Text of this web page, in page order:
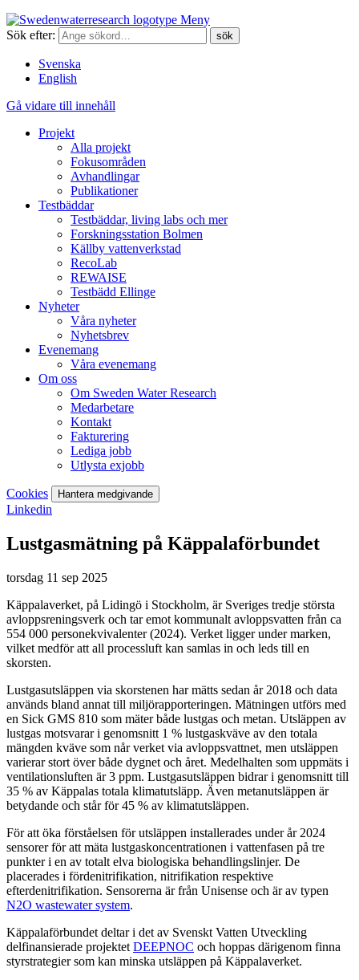
Meny
Sök efter:
Svenska
English
Gå vidare till innehåll
Projekt
Alla projekt
Fokusområden
Avhandlingar
Publikationer
Testbäddar
Testbäddar, living labs och mer
Forskningsstation Bolmen
Källby vattenverkstad
RecoLab
REWAISE
Testbädd Ellinge
Nyheter
Våra nyheter
Nyhetsbrev
Evenemang
Våra evenemang
Om oss
Om Sweden Water Research
Medarbetare
Kontakt
Fakturering
Lediga jobb
Utlysta exjobb
Cookies Hantera medgivande
Linkedin
Lustgasmätning på Käppalaförbundet
torsdag 11 sep 2025
Käppalaverket, på Lidingö i Stockholm, är Sveriges tredje största
avloppsreningsverk och tar emot kommunalt avloppsvatten från ca
554 000 personekvivalenter (2024). Verket ligger under marken,
vilket medför att all processluft kan samlas in och leds till en
skorsten.
Lustgasutsläppen via skorstenen har mätts sedan år 2018 och data
används bland annat till miljörapporteringen. Mätningen utförs med
en Sick GMS 810 som mäter både lustgas och metan. Utsläppen av
lustgas motsvarar i genomsnitt 1 % lustgaskväve av den totala
mängden kväve som når verket via avloppsvattnet, men utsläppen
varierar stort över både dygnet och året. Medelhalten som uppmäts i
ventilationsluften är 3 ppm. Lustgasutsläppen bidrar i genomsnitt till
35 % av Käppalas totala klimatutsläpp. Även metanutsläppen är
betydande och står för 45 % av klimatutsläppen.
För att öka förståelsen för utsläppen installerades under år 2024
sensorer för att mäta lustgaskoncentrationen i vattenfasen på tre
punkter i en av totalt elva biologiska behandlingslinjer. De
placerades i fördenitrifikation, nitrifikation respektive
efterdenitrifikation. Sensorerna är från Unisense och är av typen
N2O wastewater system.
Käppalaförbundet deltar i det av Svenskt Vatten Utveckling
delfinansierade projektet DEEPNOC och hoppas därigenom finna
styrstrategier som kan minska utsläppen på Käppalaverket.